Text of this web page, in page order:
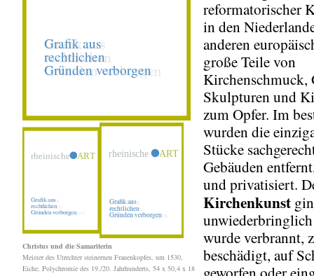
Christus und die Samariterin
Meister des Utrechter steinernen Frauenkopfes, um 1530,
Eiche, Polychromie des 19./20. Jahrhunderts, 54 x 50,4 x 18
reformatorischer
in den
anderen
große Teile von
Kirchenschmuck,
Skulpturen und
zum Opfer. Im
wurden die
Stücke
Gebäuden
und privatisiert.
Kirchenkunst
wurde verbrannt,
beschädigt, auf